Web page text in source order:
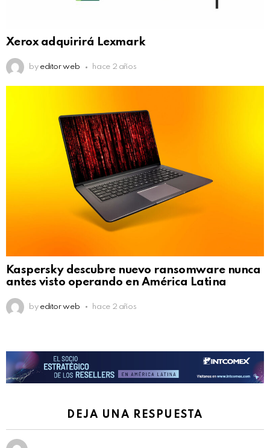
Xerox adquirirá Lexmark
by editor web hace 2 años
Kaspersky descubre nuevo ransomware nunca
antes visto operando en América Latina
by editor web hace 2 años
DEJA UNA RESPUESTA